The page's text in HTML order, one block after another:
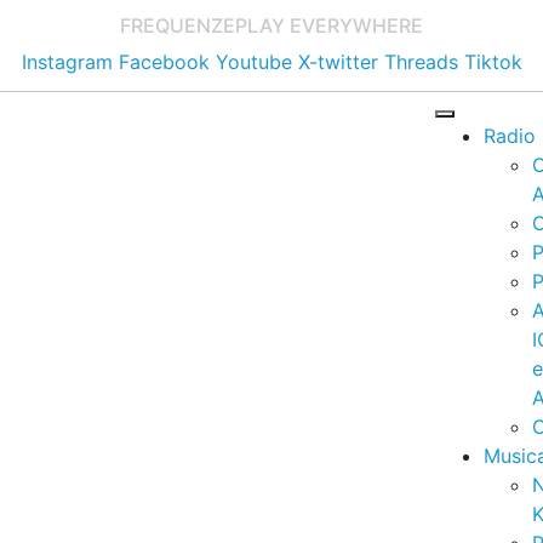
FREQUENZEPLAY EVERYWHERE
Instagram Facebook Youtube X-twitter Threads Tiktok
Radio
e